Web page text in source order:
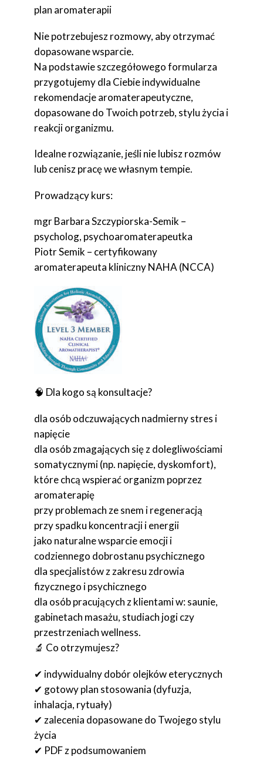
plan aromaterapii
Nie potrzebujesz rozmowy, aby otrzymać
dopasowane wsparcie.
Na podstawie szczegółowego formularza
przygotujemy dla Ciebie indywidualne
rekomendacje aromaterapeutyczne,
dopasowane do Twoich potrzeb, stylu życia i
reakcji organizmu.
Idealne rozwiązanie, jeśli nie lubisz rozmów
lub cenisz pracę we własnym tempie.
Prowadzący kurs:
mgr Barbara Szczypiorska-Semik –
psycholog, psychoaromaterapeutka
Piotr Semik – certyfikowany
aromaterapeuta kliniczny NAHA (NCCA)
🧠 Dla kogo są konsultacje?
dla osób odczuwających nadmierny stres i
napięcie
dla osób zmagających się z dolegliwościami
somatycznymi (np. napięcie, dyskomfort),
które chcą wspierać organizm poprzez
aromaterapię
przy problemach ze snem i regeneracją
przy spadku koncentracji i energii
jako naturalne wsparcie emocji i
codziennego dobrostanu psychicznego
dla specjalistów z zakresu zdrowia
fizycznego i psychicznego
dla osób pracujących z klientami w: saunie,
gabinetach masażu, studiach jogi czy
przestrzeniach wellness.
🔬 Co otrzymujesz?
✔ indywidualny dobór olejków eterycznych
✔ gotowy plan stosowania (dyfuzja,
inhalacja, rytuały)
✔ zalecenia dopasowane do Twojego stylu
życia
✔ PDF z podsumowaniem